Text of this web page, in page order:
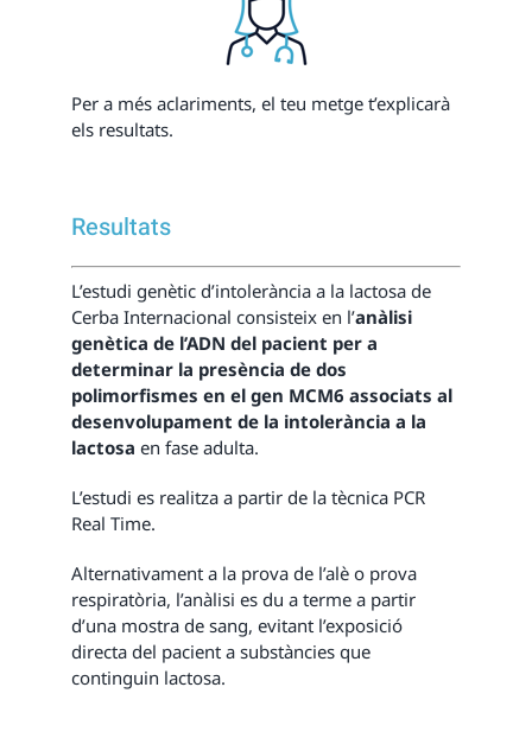
Per a més aclariments, el teu metge t’explicarà
els resultats.
Resultats
L’estudi genètic d’intolerància a la lactosa de
Cerba Internacional consisteix en l’anàlisi
genètica de l’ADN del pacient per a
determinar la presència de dos
polimorfismes en el gen MCM6 associats al
desenvolupament de la intolerància a la
lactosa en fase adulta.
L’estudi es realitza a partir de la tècnica PCR
Real Time.
Alternativament a la prova de l’alè o prova
respiratòria, l’anàlisi es du a terme a partir
d’una mostra de sang, evitant l’exposició
directa del pacient a substàncies que
continguin lactosa.